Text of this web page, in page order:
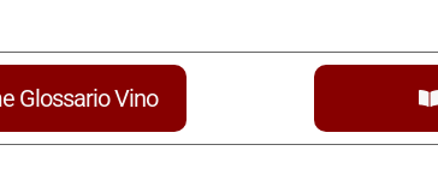
Glossario Vino